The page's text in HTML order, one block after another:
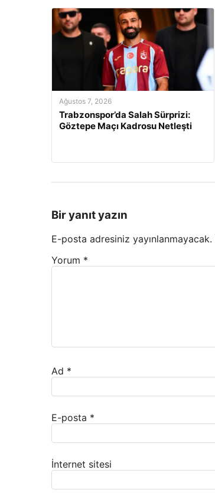
Ağustos 7, 2026
Trabzonspor’da Salah Sürprizi:
Göztepe Maçı Kadrosu Netleşti
Bir yanıt yazın
E-posta adresiniz yayınlanmayacak.
Yorum *
Ad *
E-posta *
İnternet sitesi